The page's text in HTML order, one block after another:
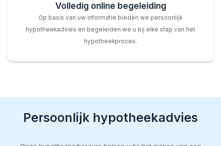
Volledig online begeleiding
Op basis van uw informatie bieden we persoonlijk
hypotheekadvies en begeleiden we u bij elke stap van het
hypotheekproces.
Persoonlijk hypotheekadvies